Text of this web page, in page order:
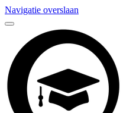
Navigatie overslaan